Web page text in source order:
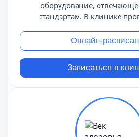
оборудование,
стандартам. В клинике
Онлайн-
Записаться в